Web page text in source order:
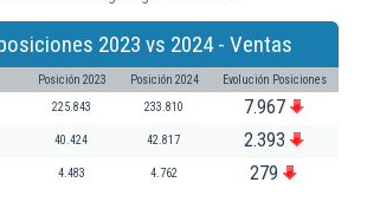
2023 vs 2024 - Ventas
Posición 2023 Posición 2024 Evolución Posiciones
225.843 233.810 7.967
40.424 42.817 2.393
4.483 4.762 279